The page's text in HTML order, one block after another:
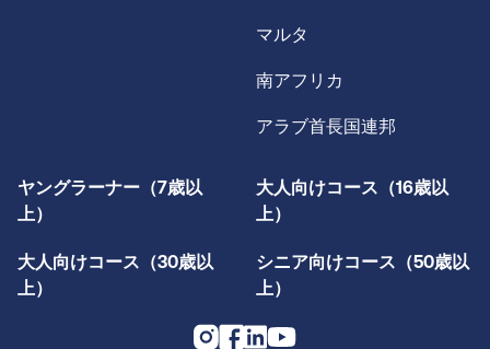
マルタ
南アフリカ
アラブ首長国連邦
ヤングラーナー（7歳以
上）
大人向けコース（16歳以
上）
大人向けコース（30歳以
上）
シニア向けコース（50歳以
上）